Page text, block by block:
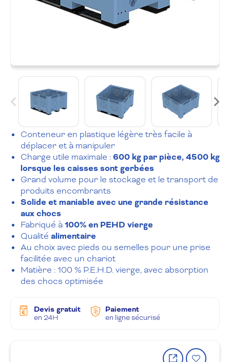
Conteneur en plastique légère très facile à
déplacer et à manipuler
Charge utile maximale :600 kg par pièce, 4500 kg
lorsque les caisses sont gerbées
Grand volume pour le stockage et le transport de
produits encombrants
Solide et maniable avec une grande résistance
aux chocs
Fabriqué à100% en PEHD vierge
Qualité alimentaire
Au choix avec pieds ou semelles pour une prise
facilitée avec un chariot
Matière : 100 % P.E.H.D. vierge, avec absorption
des chocs optimisée
Devis gratuit
en 24H
Paiement
en ligne sécurisé
Partager